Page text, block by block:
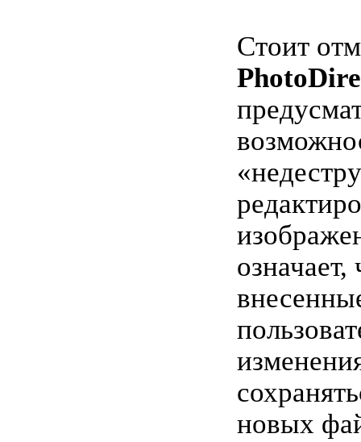
Стоит
означает,
новых